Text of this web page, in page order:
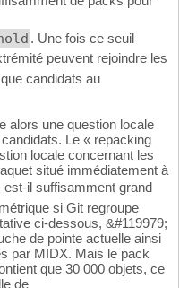
. Une fois ce seuil
peuvent rejoindre les
candidats au
alors une question locale
Le « repacking
locale concernant les
situé immédiatement à
est-il suffisamment grand
si Git regroupe
ci-dessous, &#119979;
de pointe actuelle ainsi
par MIDX. Mais le pack
que 30 000 objets, ce
de